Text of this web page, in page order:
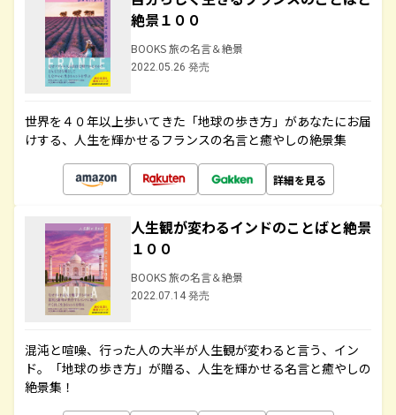
絶景１００
BOOKS 旅の名言＆絶景
2022.05.26 発売
世界を４０年以上歩いてきた「地球の歩き方」があなたにお届
けする、人生を輝かせるフランスの名言と癒やしの絶景集
詳細を見る
人生観が変わるインドのことばと絶景
１００
BOOKS 旅の名言＆絶景
2022.07.14 発売
混沌と喧噪、行った人の大半が人生観が変わると言う、イン
ド。「地球の歩き方」が贈る、人生を輝かせる名言と癒やしの
絶景集！